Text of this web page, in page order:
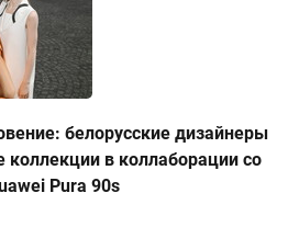
белорусские дизайнеры
в коллаборации со
Pura 90s